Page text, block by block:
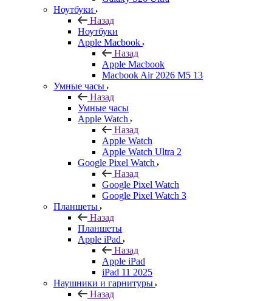
Ноутбуки
Назад
Ноутбуки
Apple Macbook
Назад
Apple Macbook
Macbook Air 2026 M5 13
Умные часы
Назад
Умные часы
Apple Watch
Назад
Apple Watch
Apple Watch Ultra 2
Google Pixel Watch
Назад
Google Pixel Watch
Google Pixel Watch 3
Планшеты
Назад
Планшеты
Apple iPad
Назад
Apple iPad
iPad 11 2025
Наушники и гарнитуры
Назад